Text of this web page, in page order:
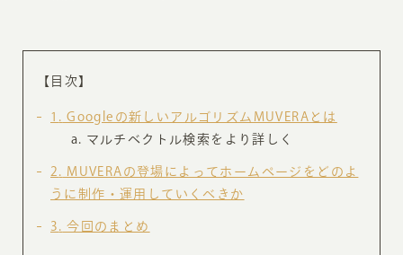
【目次】
1
Googleの新しいアルゴリズムMUVERAとは
マルチベクトル検索をより詳しく
2
MUVERAの登場によってホームページをどのよ
うに制作・運用していくべきか
3 今回のまとめ